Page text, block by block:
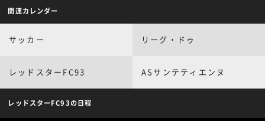
関連カレンダー
サッカー リーグ・ドゥ
レッドスターFC93 ASサンテティエンヌ
レッドスターFC93の日程